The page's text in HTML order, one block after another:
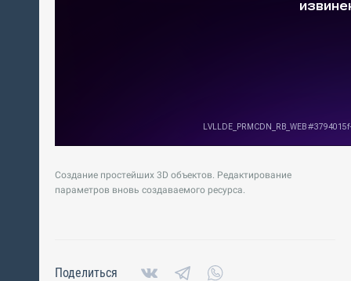
Создание простейших 3D объектов. Редактирование
параметров вновь создаваемого ресурса.
Поделиться